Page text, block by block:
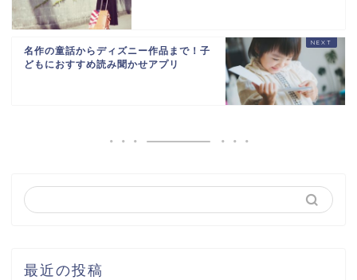
名作の童話からディズニー作品まで！子
どもにおすすめ読み聞かせアプリ
最近の投稿